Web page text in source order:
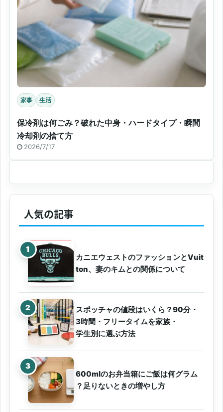
家事 生活
保冷剤は何ごみ？破れた中身・ハードタイプ・瞬間
冷却剤の捨て方
2026/7/17
人気の記事
カニエウェストのファッションとVuit
ton、妻のキムとの関係について
スポッチャの値段はいくら？90分・
3時間・フリータイムを家族・
学生別に選ぶ方法
600mlのお弁当箱にご飯は何グラム
？足りないときの増やし方